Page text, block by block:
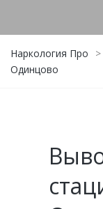
Наркология Про >
Одинцово